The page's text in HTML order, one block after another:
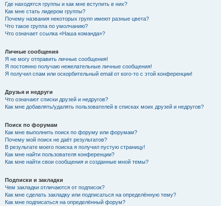
Где находятся группы и как мне вступить в них?
Как мне стать лидером группы?
Почему названия некоторых групп имеют разные цвета?
Что такое группа по умолчанию?
Что означает ссылка «Наша команда»?
Личные сообщения
Я не могу отправить личные сообщения!
Я постоянно получаю нежелательные личные сообщения!
Я получил спам или оскорбительный email от кого-то с этой конференции!
Друзья и недруги
Что означают списки друзей и недругов?
Как мне добавлять/удалять пользователей в списках моих друзей и недругов?
Поиск по форумам
Как мне выполнить поиск по форуму или форумам?
Почему мой поиск не даёт результатов?
В результате моего поиска я получил пустую страницу!
Как мне найти пользователя конференции?
Как мне найти свои сообщения и созданные мной темы?
Подписки и закладки
Чем закладки отличаются от подписок?
Как мне сделать закладку или подписаться на определённую тему?
Как мне подписаться на определённый форум?